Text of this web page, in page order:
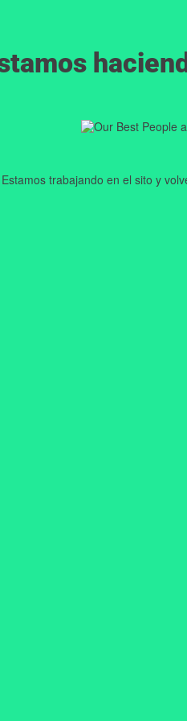
trabajando en el sito y